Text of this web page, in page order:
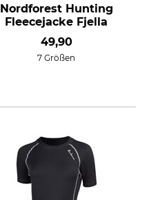
Nordforest Hunting
Fleecejacke Fjella
49,90
7 Größen